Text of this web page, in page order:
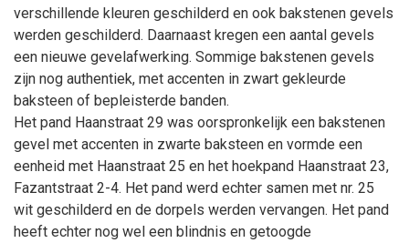
verschillende kleuren geschilderd en ook bakstenen gevels
werden geschilderd. Daarnaast kregen een aantal gevels
een nieuwe gevelafwerking. Sommige bakstenen gevels
zijn nog authentiek, met accenten in zwart gekleurde
baksteen of bepleisterde banden.
Het pand Haanstraat 29 was oorspronkelijk een bakstenen
gevel met accenten in zwarte baksteen en vormde een
eenheid met Haanstraat 25 en het hoekpand Haanstraat 23,
Fazantstraat 2-4. Het pand werd echter samen met nr. 25
wit geschilderd en de dorpels werden vervangen. Het pand
heeft echter nog wel een blindnis en getoogde